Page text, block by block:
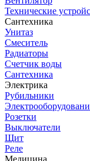
Технические
Сантехника
Унитаз
Смеситель
Радиаторы
Счетчик воды
Сантехника
Электрика
Рубильники
Розетки
Выключатели
Щит
Реле